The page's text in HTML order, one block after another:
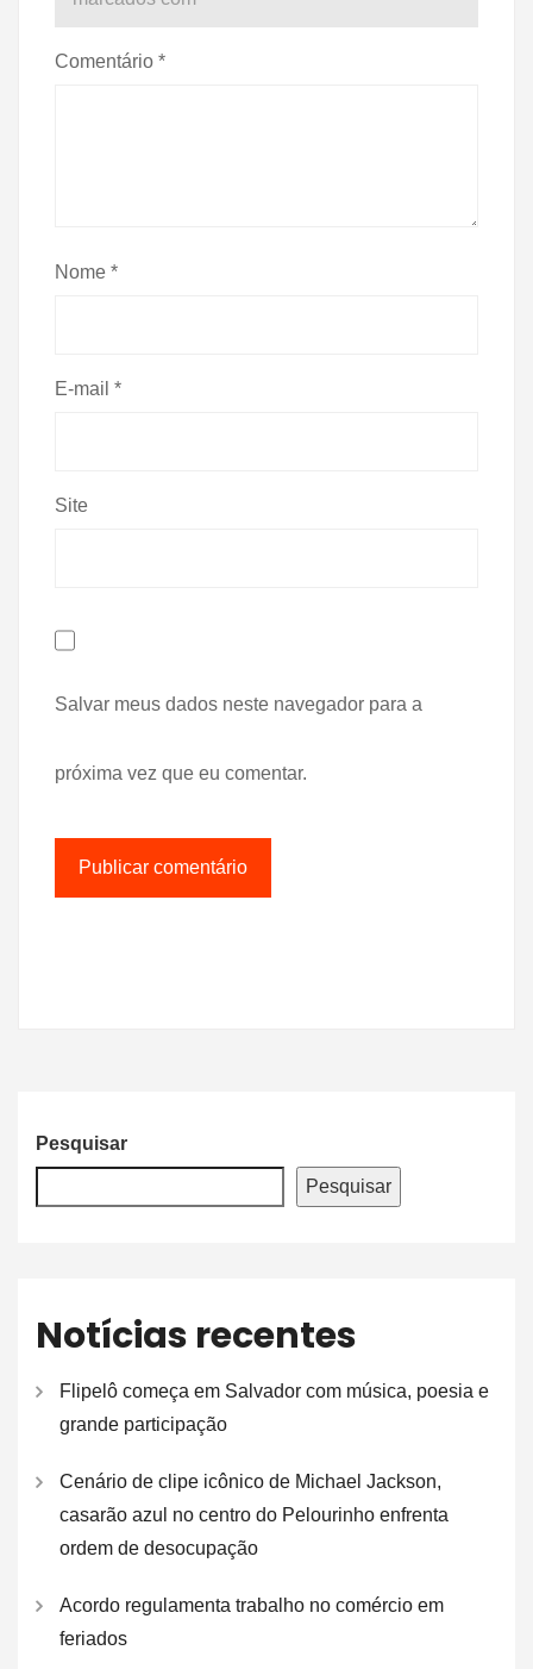
Comentário *
Nome *
E-mail *
Site
Salvar meus dados neste navegador para a
próxima vez que eu comentar.
Pesquisar
Pesquisar
Notícias recentes
Flipelô começa em Salvador com música, poesia e
grande participação
Cenário de clipe icônico de Michael Jackson,
casarão azul no centro do Pelourinho enfrenta
ordem de desocupação
Acordo regulamenta trabalho no comércio em
feriados